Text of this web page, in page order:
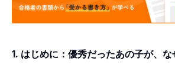
1. はじめに：優秀だったあの子が、な